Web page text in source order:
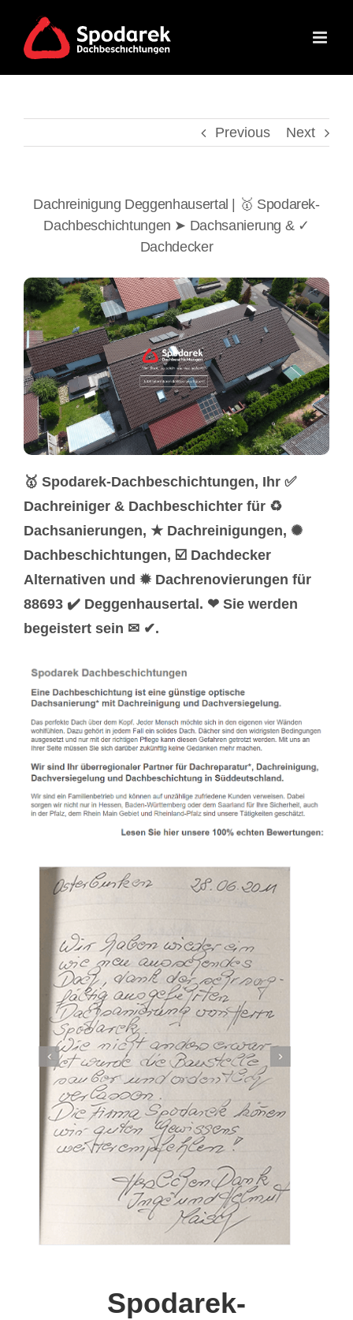
content
Previous Next
Dachreinigung Deggenhausertal | 🥇 Spodarek-
Dachbeschichtungen ➤ Dachsanierung & ✓
Dachdecker
🥇 Spodarek-Dachbeschichtungen, Ihr ✅
Dachreiniger & Dachbeschichter für ♻
Dachsanierungen, ★ Dachreinigungen, ✺
Dachbeschichtungen, ☑️ Dachdecker
Alternativen und ✹ Dachrenovierungen für
88693 ✔️ Deggenhausertal. ❤ Sie werden
begeistert sein ✉ ✔.
Spodarek-